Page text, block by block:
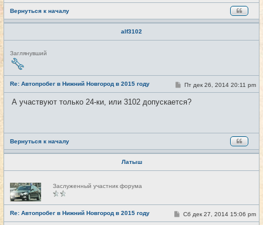
Вернуться к началу
alf3102
Н
е
в
т
и
Заглянувший
Re: Автопробег в Нижний Новгород в 2015 году #25
С
о
б
и
Пт дек 26, 2014 20:11 pm
А участвуют только 24-ки, или 3102 допускается?
Вернуться к началу
Латыш
Н
е
в
с
е
Заслуженный участник форума
Re: Автопробег в Нижний Новгород в 2015 году #26
С
о
Сб дек 27, 2014 15:06 pm